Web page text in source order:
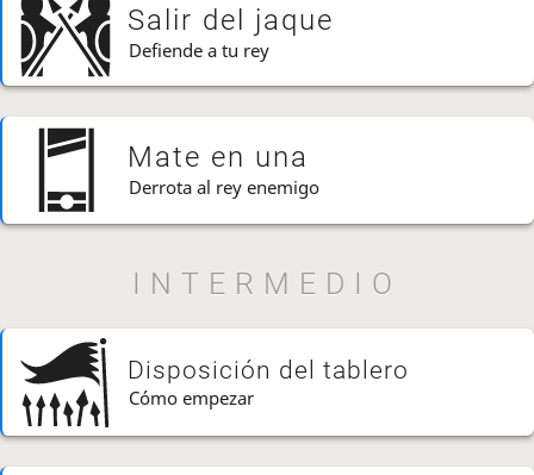
Salir del jaque
Defiende a tu rey
Mate en una
Derrota al rey enemigo
INTERMEDIO
Disposición del tablero
Cómo empezar